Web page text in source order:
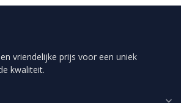
vriendelijke prijs voor een uniek
kwaliteit.